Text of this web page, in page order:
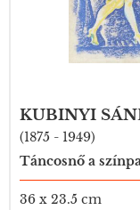
KUBINYI
(1875 - 1949)
Táncosnő a
36 x 23.5 cm